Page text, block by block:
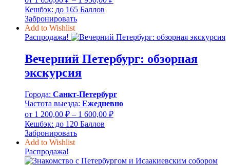
–
950,00 ₽
Кешбэк: до 165 Баллов
Забронировать
Add to Wishlist
Распродажа!
Вечерний Петербург: обзорная
экскурсия
Города: Санкт-Петербург
Частота выезда: Ежедневно
от 1 200,00 ₽ – 1 600,00 ₽Диапазон
1
Кешбэк: до 120 Баллов
Забронировать
Add to Wishlist
Распродажа!